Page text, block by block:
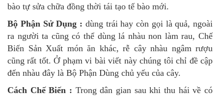
bào tự sửa chữa đồng thời tái tạo tế bào mới.
Bộ Phận Sử Dụng : dùng trái hay còn gọi là quả, ngoài
ra người ta cũng có thể dùng lá nhàu non làm rau, Chế
Biến Sản Xuất món ăn khác, rễ cây nhàu ngâm rượu
cũng rất tốt. Ở phạm vi bài viết này chúng tôi chỉ đề cập
đến nhàu đây là Bộ Phận Dùng chủ yếu của cây.
Cách Chế Biến : Trong dân gian sau khi thu hái về có